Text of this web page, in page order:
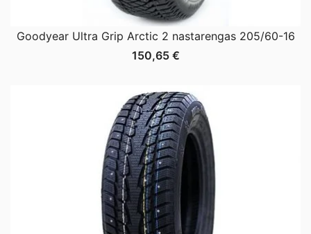
Goodyear Ultra Grip Arctic 2 nastarengas 205/60-16
150,65 €